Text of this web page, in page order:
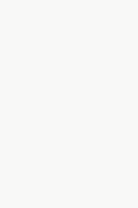
легко и
ты
к твоему
способность